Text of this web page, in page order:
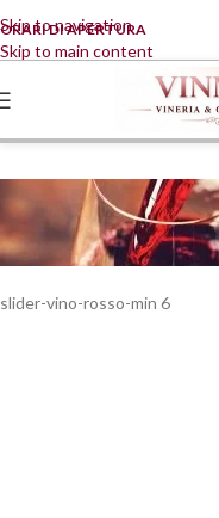
Skip to navigation
Skip to main content
ORARI DI APERTURA
slider-vino-rosso-min 6